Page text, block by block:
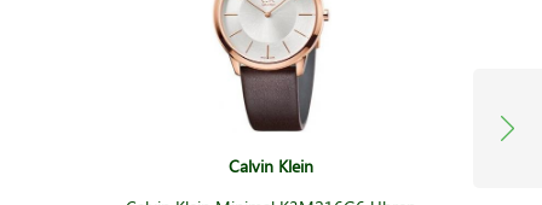
Calvin Klein